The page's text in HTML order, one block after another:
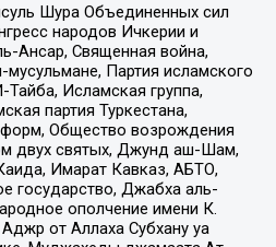
Шура Объединенных сил
народов Ичкерии и
Ансар, Священная война,
мусульмане, Партия исламского
Исламская группа,
партия Туркестана,
Общество возрождения
двух святых, Джунд аш-Шам,
Имарат Кавказ, АБТО,
государство, Джабха аль-
ополчение имени К.
от Аллаха Субхану уа